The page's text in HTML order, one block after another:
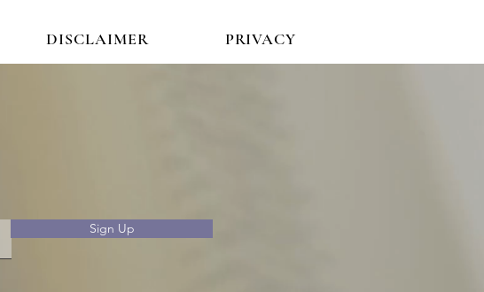
DISCLAIMER PRIVACY
Sign Up